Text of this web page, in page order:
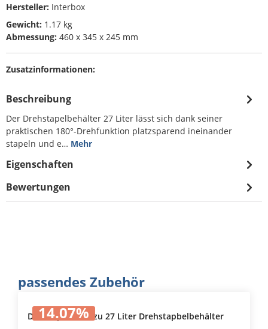
Hersteller: Interbox
Gewicht: 1.17 kg
Abmessung: 460 x 345 x 245 mm
Zusatzinformationen:
Beschreibung
Der Drehstapelbehälter 27 Liter lässt sich dank seiner
praktischen 180°-Drehfunktion platzsparend ineinander
stapeln und e… Mehr
Eigenschaften
Bewertungen
Produktgalerie überspringen
passendes Zubehör
14.07%
Deckel passend zu 27 Liter Drehstapbelbehälter